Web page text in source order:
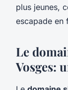
plus jeunes,
escapade en
Le
Vosges: